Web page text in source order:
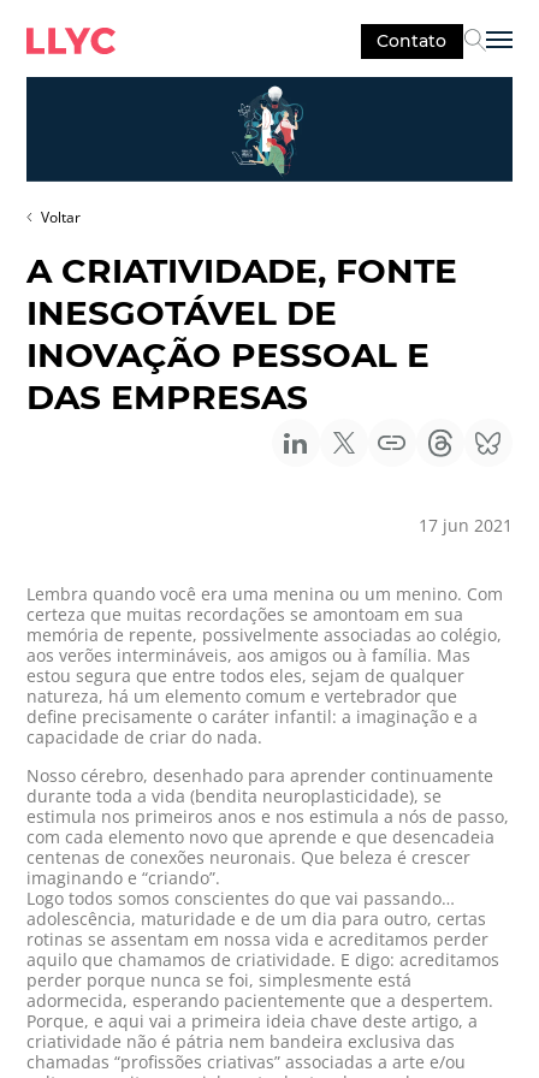
Contato
Voltar
A CRIATIVIDADE, FONTE
INESGOTÁVEL DE
INOVAÇÃO PESSOAL E
DAS EMPRESAS
17 jun 2021
Lembra quando você era uma menina ou um menino. Com
certeza que muitas recordações se amontoam em sua
memória de repente, possivelmente associadas ao colégio,
aos verões intermináveis, aos amigos ou à família. Mas
estou segura que entre todos eles, sejam de qualquer
natureza, há um elemento comum e vertebrador que
define precisamente o caráter infantil: a imaginação e a
capacidade de criar do nada.
Nosso cérebro, desenhado para aprender continuamente
durante toda a vida (bendita neuroplasticidade), se
estimula nos primeiros anos e nos estimula a nós de passo,
com cada elemento novo que aprende e que desencadeia
centenas de conexões neuronais. Que beleza é crescer
imaginando e “criando”.
Logo todos somos conscientes do que vai passando…
adolescência, maturidade e de um dia para outro, certas
rotinas se assentam em nossa vida e acreditamos perder
aquilo que chamamos de criatividade. E digo: acreditamos
perder porque nunca se foi, simplesmente está
adormecida, esperando pacientemente que a despertem.
Porque, e aqui vai a primeira ideia chave deste artigo, a
criatividade não é pátria nem bandeira exclusiva das
chamadas “profissões criativas” associadas a arte e/ou